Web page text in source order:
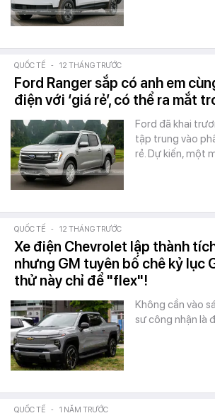
QUỐC TẾ - 12 THÁNG TRƯỚC
Ford Ranger sắp có anh em
điện với ‘giá rẻ’, có thể ra mắt
Ford đã khai
tập trung vào
rẻ. Dự kiến, một
QUỐC TẾ - 12 THÁNG TRƯỚC
Xe điện Chevrolet lập thành
nhưng GM tuyên bố chê kỷ lục
thử này chỉ để "flex"!
Không cần vào
sư công nhận là
QUỐC TẾ - 1 NĂM TRƯỚC